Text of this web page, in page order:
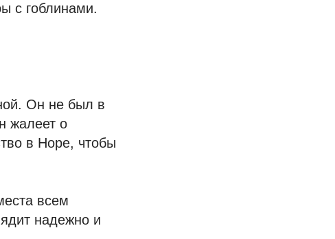
с гоблинами.
Он не был в
жалеет о
в Норе, чтобы
всем
надежно и